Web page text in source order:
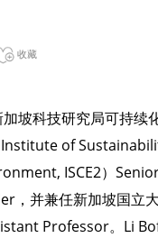
收藏
坡科技研究局可持续
Institute of
ISCE2）
，并兼任新加坡国立
Professor。Li